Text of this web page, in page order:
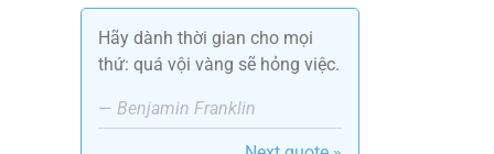
Hãy dành thời gian cho mọi
thứ: quá vội vàng sẽ hỏng việc.
— Benjamin Franklin